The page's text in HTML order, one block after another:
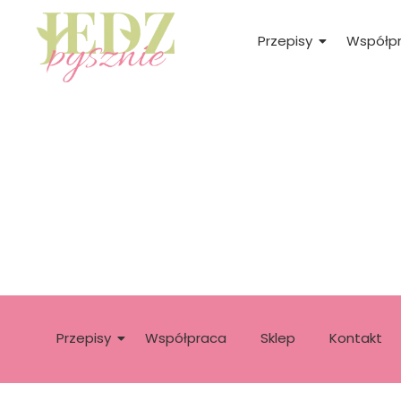
Przepisy
Przepisy Współpraca Sklep Kontakt